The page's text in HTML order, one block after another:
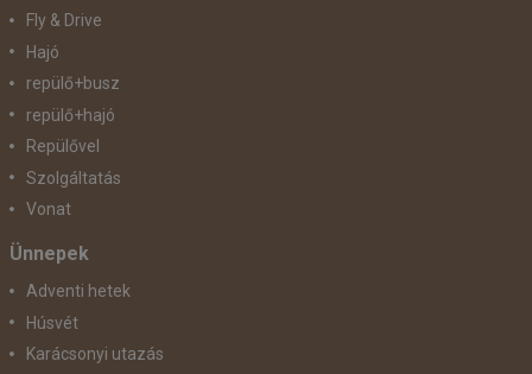
Fly & Drive
Hajó
repülő+busz
repülő+hajó
Repülővel
Szolgáltatás
Vonat
Ünnepek
Adventi hetek
Húsvét
Karácsonyi utazás